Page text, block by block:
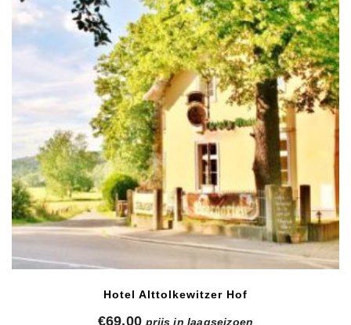
Hotel Alttolkewitzer Hof
€69,00 prijs in laagseizoen